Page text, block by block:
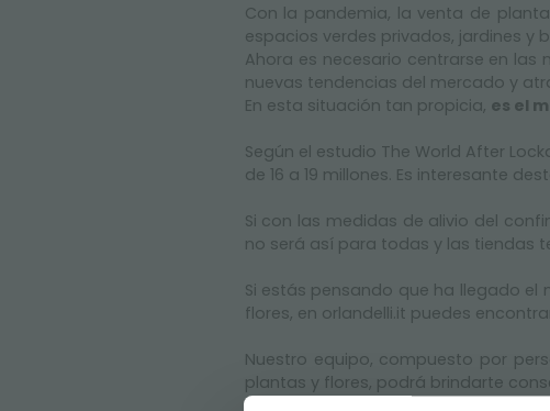
Con la pandemia, la venta de
espacios verdes privados, jardines y
Ahora es necesario centrarse en
nuevas tendencias del mercado y
En esta situación tan propicia, es el
Según el estudio The World After
de 16 a 19 millones. Es interesante
Si con las medidas de alivio del
no será así para todas y las tiendas
Si estás pensando que ha llegado
flores, en orlandelli.it puedes
Nuestro equipo, compuesto por
plantas y flores, podrá brindarte